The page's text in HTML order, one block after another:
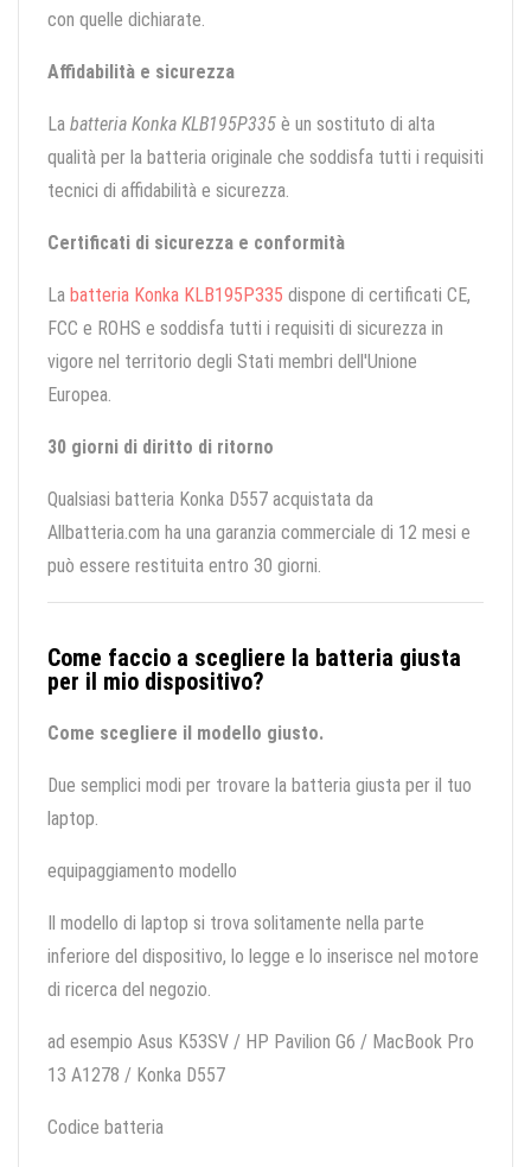
con quelle dichiarate.
Affidabilità e sicurezza
La batteria Konka KLB195P335 è un sostituto di alta
qualità per la batteria originale che soddisfa tutti i requisiti
tecnici di affidabilità e sicurezza.
Certificati di sicurezza e conformità
La batteria Konka KLB195P335 dispone di certificati CE,
FCC e ROHS e soddisfa tutti i requisiti di sicurezza in
vigore nel territorio degli Stati membri dell'Unione
Europea.
30 giorni di diritto di ritorno
Qualsiasi batteria Konka D557 acquistata da
Allbatteria.com ha una garanzia commerciale di 12 mesi e
può essere restituita entro 30 giorni.
Come faccio a scegliere la batteria giusta
per il mio dispositivo?
Come scegliere il modello giusto.
Due semplici modi per trovare la batteria giusta per il tuo
laptop.
equipaggiamento modello
Il modello di laptop si trova solitamente nella parte
inferiore del dispositivo, lo legge e lo inserisce nel motore
di ricerca del negozio.
ad esempio Asus K53SV / HP Pavilion G6 / MacBook Pro
13 A1278 / Konka D557
Codice batteria